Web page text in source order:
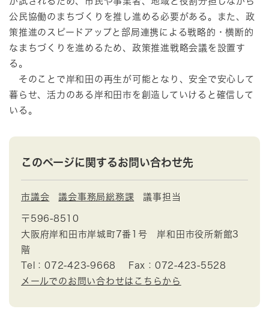
公民協働のまちづくりを推し進める必要がある。また、政
策推進のスピードアップと部局連携による戦略的・横断的
なまちづくりを進めるため、政策推進戦略会議を設置す
る。
そのことで岸和田の再生が可能となり、安全で安心して
暮らせ、活力のある岸和田市を創造していけると確信して
いる。
このページに関するお問い合わせ先
市議会 議会事務局総務課 議事担当
〒596-8510
大阪府岸和田市岸城町7番1号 岸和田市役所新館3
階
Tel：072-423-9668
Fax：072-423-5528
メールでのお問い合わせはこちらから